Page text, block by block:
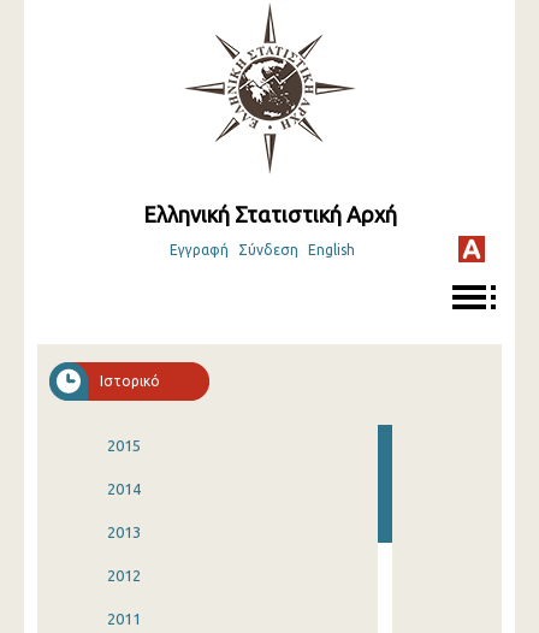
Ελληνική Στατιστική Αρχή
Εγγραφή Σύνδεση English
Ιστορικό
2015
2014
2013
2012
2011